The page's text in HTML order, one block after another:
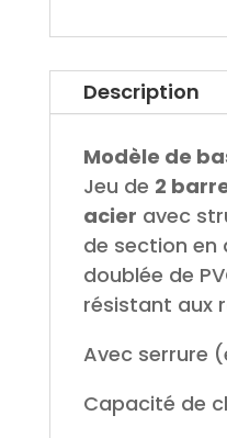
Description
Modèle de
Jeu de 2
acier avec
de section en
doublée de
résistant aux
Avec serrure
Capacité de